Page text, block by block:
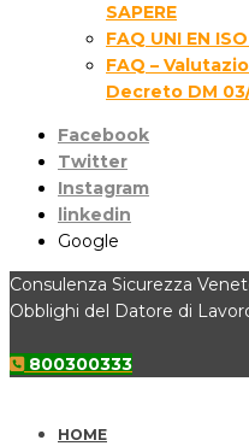
SAPERE
FAQ UNI EN
FAQ –
Decreto DM
Facebook
Twitter
Instagram
linkedin
Google
Consulenza Sicurezza
Obblighi del Datore di
800300333
HOME